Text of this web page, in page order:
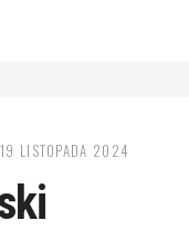
19 LISTOPADA 2024